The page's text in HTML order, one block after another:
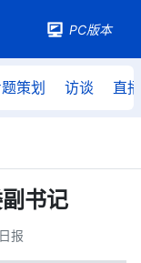
PC版本
策划 访谈 直播
书记
报